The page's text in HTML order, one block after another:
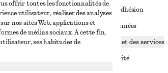
Conditions générales d’adhésion
Cookies et partage de données
Paramètres des cookies et des services
Politique de confidentialité
offrir toutes les fonctionnalités de
utilisateur, réaliser des analyses
nos sites Web, applications et
de médias sociaux. À cette fin,
ses habitudes de